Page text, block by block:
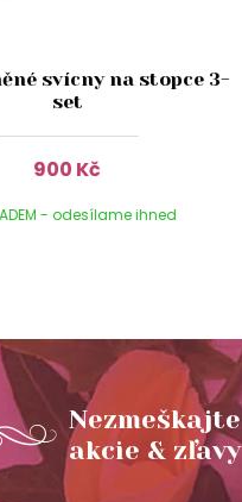
svícny na stopce 3-
set
900 Kč
- odesílame ihned
Nezmeškajte
akcie & zľavy